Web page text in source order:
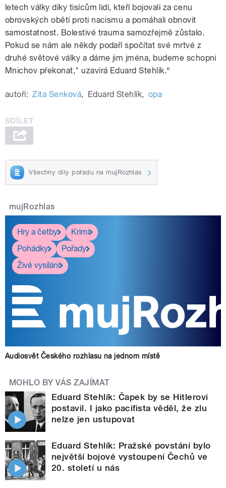
letech války díky tisícům lidí, kteří bojovali za cenu
obrovských obětí proti nacismu a pomáhali obnovit
samostatnost. Bolestivé trauma samozřejmě zůstalo.
Pokud se nám ale někdy podaří spočítat své mrtvé z
druhé světové války a dáme jim jména, budeme schopni
Mnichov překonat," uzavírá Eduard Stehlík.“
autoři: Zita Senková, Eduard Stehlík, opa
Všechny díly pořadu na mujRozhlas
mujRozhlas
Hry a četby
Krimi
Pohádky
Pořady
Živé vysílání
Audiosvět Českého rozhlasu na jednom místě
MOHLO BY VÁS ZAJÍMAT
Eduard Stehlík: Čapek by se Hitlerovi
postavil. I jako pacifista věděl, že zlu
nelze jen ustupovat
Eduard Stehlík: Pražské povstání bylo
největší bojové vystoupení Čechů ve
20. století u nás